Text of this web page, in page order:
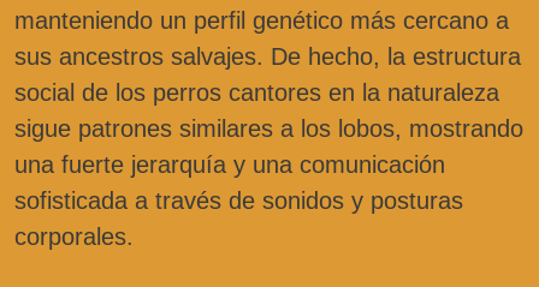
manteniendo un perfil genético más cercano a
sus ancestros salvajes. De hecho, la estructura
social de los perros cantores en la naturaleza
sigue patrones similares a los lobos, mostrando
una fuerte jerarquía y una comunicación
sofisticada a través de sonidos y posturas
corporales.